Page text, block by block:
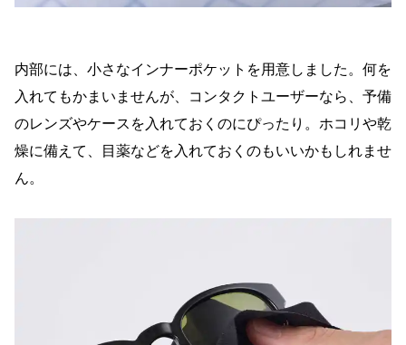
内部には、小さなインナーポケットを用意しました。何を
入れてもかまいませんが、コンタクトユーザーなら、予備
のレンズやケースを入れておくのにぴったり。ホコリや乾
燥に備えて、目薬などを入れておくのもいいかもしれませ
ん。